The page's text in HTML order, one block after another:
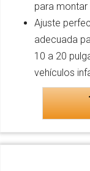
para
Ajuste
adecuada
10 a 20
vehículos